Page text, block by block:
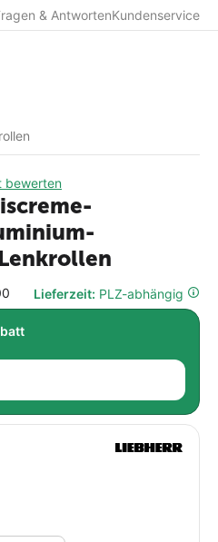
& AntwortenKundenservice
bewerten
Lieferzeit: PLZ-abhängig